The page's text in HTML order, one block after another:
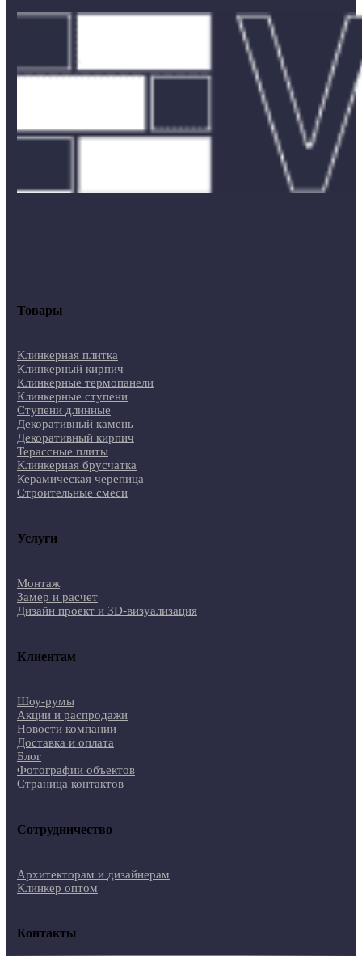
Товары
Клинкерная плитка
Клинкерный кирпич
Клинкерные термопанели
Клинкерные ступени
Ступени длинные
Декоративный камень
Декоративный кирпич
Терассные плиты
Клинкерная брусчатка
Керамическая черепица
Строительные смеси
Услуги
Монтаж
Замер и расчет
Дизайн проект и 3D-визуализация
Клиентам
Шоу-румы
Акции и распродажи
Новости компании
Доставка и оплата
Блог
Фотографии объектов
Страница контактов
Сотрудничество
Архитекторам и дизайнерам
Клинкер оптом
Контакты